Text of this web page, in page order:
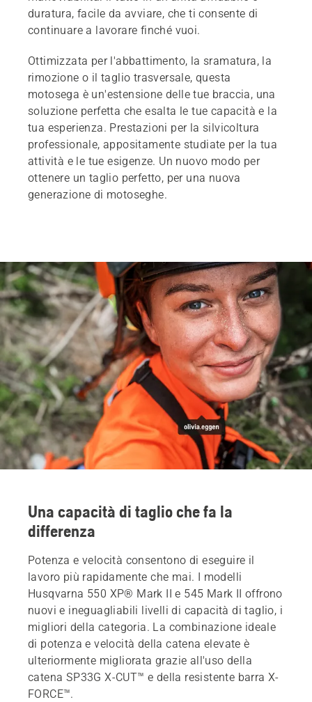
duratura, facile da avviare, che ti consente di
continuare a lavorare finché vuoi.
Ottimizzata per l'abbattimento, la sramatura, la
rimozione o il taglio trasversale, questa
motosega è un'estensione delle tue braccia, una
soluzione perfetta che esalta le tue capacità e la
tua esperienza. Prestazioni per la silvicoltura
professionale, appositamente studiate per la tua
attività e le tue esigenze. Un nuovo modo per
ottenere un taglio perfetto, per una nuova
generazione di motoseghe.
Una capacità di taglio che fa la
differenza
Potenza e velocità consentono di eseguire il
lavoro più rapidamente che mai. I modelli
Husqvarna 550 XP® Mark II e 545 Mark II offrono
nuovi e ineguagliabili livelli di capacità di taglio, i
migliori della categoria. La combinazione ideale
di potenza e velocità della catena elevate è
ulteriormente migliorata grazie all'uso della
catena SP33G X-CUT™ e della resistente barra X-
FORCE™.